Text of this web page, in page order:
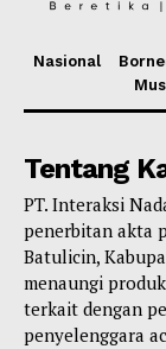
Nasional
Tentang
PT. Interaksi
penerbitan akta
Batulicin,
menaungi
terkait dengan
penyelenggara